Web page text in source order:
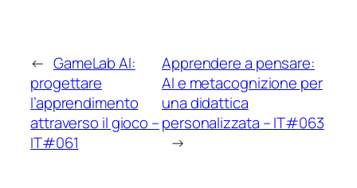
← GameLab AI:
progettare
l’apprendimento
attraverso il gioco –
IT#061
Apprendere a pensare:
AI e metacognizione per
una didattica
personalizzata – IT#063
→